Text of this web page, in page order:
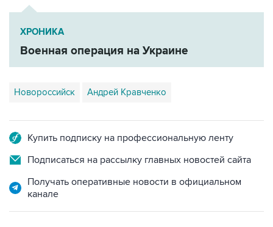
ХРОНИКА
Военная операция на Украине
Новороссийск Андрей Кравченко
Купить подписку на профессиональную ленту
Подписаться на рассылку главных новостей сайта
Получать оперативные новости в официальном
канале